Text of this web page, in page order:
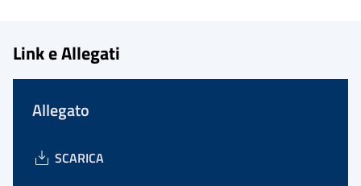
Link e Allegati
Allegato
SCARICA